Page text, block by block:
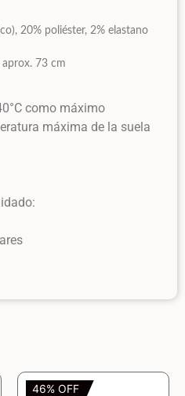
20% poliéster, 2% elastano
73 cm
como máximo
máxima de la suela
46% OFF